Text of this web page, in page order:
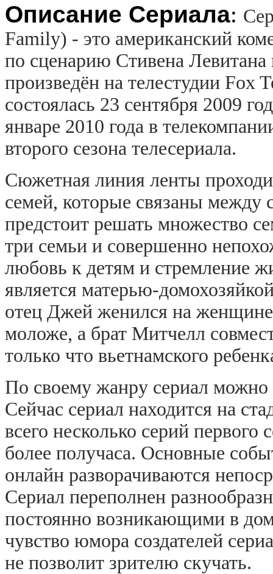
Описание Сериала:
Family) - это американский
по сценарию Стивена
произведён на телестудии Fox
состоялась 23 сентября 2009
январе 2010 года в
второго сезона телесериала.
Сюжетная линия ленты
семей, которые связаны
предстоит решать множество
три семьи и совершенно
любовь к детям и стремление
является матерью-
отец Джей женился на
моложе, а брат Митчелл
только что вьетнамского
По своему жанру сериал можно
Сейчас сериал находится на
всего несколько серий
более получаса. Основные
онлайн разворачиваются
Сериал переполнен
постоянно возникающими в
чувство юмора создателей
не позволит зрителю скучать.